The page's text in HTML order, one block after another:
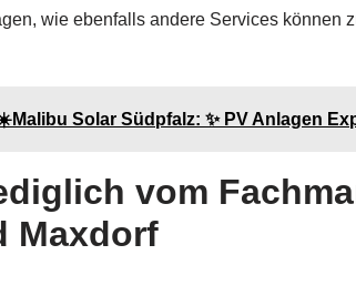
wie ebenfalls andere Services
Solar Südpfalz: ✨ PV Anlagen
vom
Maxdorf